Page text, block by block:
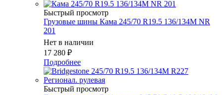
Быстрый просмотр
Грузовые шины Кама 245/70 R19.5 136/134M NR
201
Нет в наличии
17 280 ₽
Подробнее
Быстрый просмотр